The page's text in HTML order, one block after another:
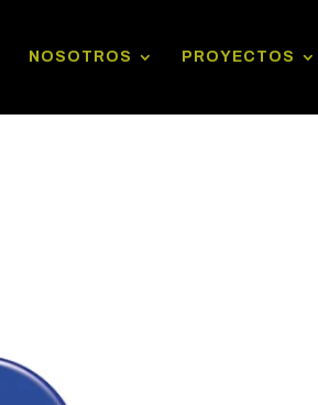
NOSOTROS PROYECTOS